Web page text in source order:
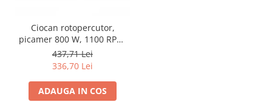
Ciocan rotopercutor,
picamer 800 W, 1100 RPM,
2.5 J mandrina
interschimbabila SDS-Plus
437,71 Lei
336,70 Lei
ADAUGA IN COS